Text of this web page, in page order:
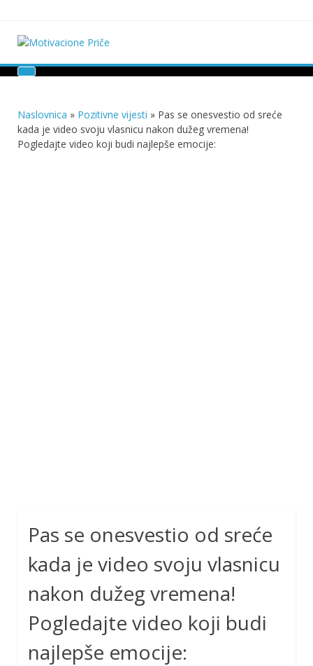
content
Motivacione Priče
Naslovnica » Pozitivne vijesti » Pas se onesvestio od sreće
kada je video svoju vlasnicu nakon dužeg vremena!
Pogledajte video koji budi najlepše emocije:
Pas se onesvestio od sreće
kada je video svoju vlasnicu
nakon dužeg vremena!
Pogledajte video koji budi
najlepše emocije: